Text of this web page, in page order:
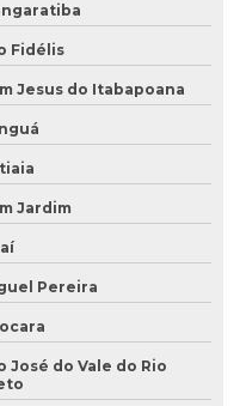
microbiológica
Fidélis
Jesus do Itabapoana
Jardim
Pereira
José do Vale do Rio